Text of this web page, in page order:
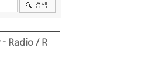
검색
Radio / R